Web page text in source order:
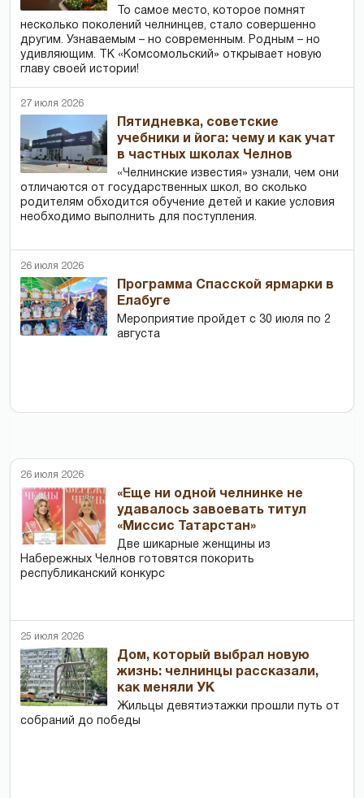
То самое место, которое помнят
несколько поколений челнинцев, стало совершенно
другим. Узнаваемым – но современным. Родным – но
удивляющим. ТК «Комсомольский» открывает новую
главу своей истории!
27 июля 2026
Пятидневка, советские
учебники и йога: чему и как учат
в частных школах Челнов
«Челнинские известия» узнали, чем они
отличаются от государственных школ, во сколько
родителям обходится обучение детей и какие условия
необходимо выполнить для поступления.
26 июля 2026
Программа Спасской ярмарки в
Елабуге
Мероприятие пройдет с 30 июля по 2
августа
26 июля 2026
«Еще ни одной челнинке не
удавалось завоевать титул
«Миссис Татарстан»
Две шикарные женщины из
Набережных Челнов готовятся покорить
республиканский конкурс
25 июля 2026
Дом, который выбрал новую
жизнь: челнинцы рассказали,
как меняли УК
Жильцы девятиэтажки прошли путь от
собраний до победы